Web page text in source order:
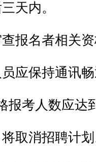
天内。
报名者相关
应保持通讯
报考人数应达
取消招聘计